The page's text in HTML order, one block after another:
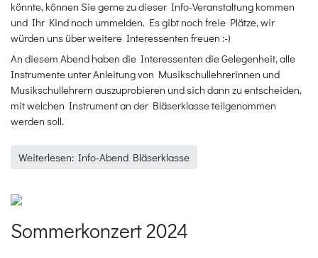
könnte, können Sie gerne zu dieser Info-Veranstaltung kommen
und Ihr Kind noch ummelden. Es gibt noch freie Plätze, wir
würden uns über weitere Interessenten freuen :-)
An diesem Abend haben die Interessenten die Gelegenheit, alle
Instrumente unter Anleitung von Musikschullehrerinnen und
Musikschullehrern auszuprobieren und sich dann zu entscheiden,
mit welchen Instrument an der Bläserklasse teilgenommen
werden soll.
Weiterlesen: Info-Abend Bläserklasse
Sommerkonzert 2024